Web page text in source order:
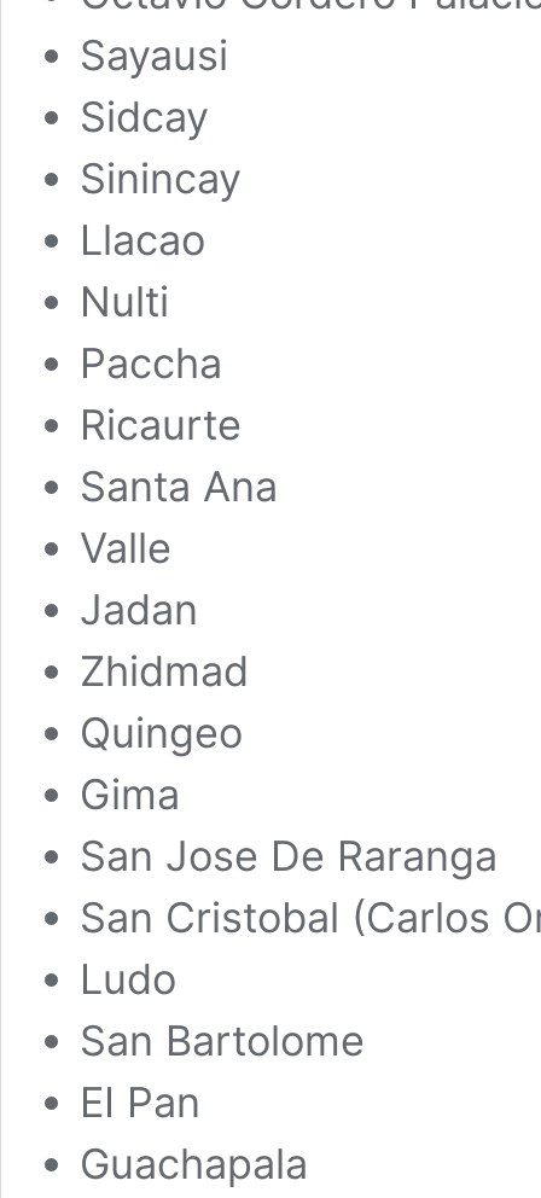
Sayausi
Sidcay
Sinincay
Llacao
Nulti
Paccha
Ricaurte
Santa Ana
Valle
Jadan
Zhidmad
Quingeo
Gima
San Jose De Raranga
San Cristobal (Carlos
Ludo
San Bartolome
EI Pan
Guachapala